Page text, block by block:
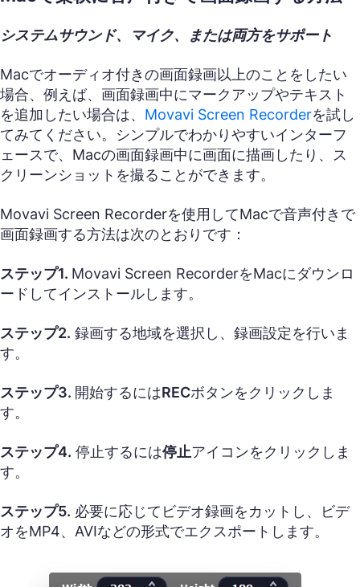
システムサウンド、マイク、または両方をサポート
Macでオーディオ付きの画面録画以上のことをしたい
場合、例えば、画面録画中にマークアップやテキスト
を追加したい場合は、 Movavi Screen Recorderを試し
てみてください。シンプルでわかりやすいインターフ
ェースで、Macの画面録画中に画面に描画したり、ス
クリーンショットを撮ることができます。
Movavi Screen Recorderを使用してMacで音声付きで
画面録画する方法は次のとおりです：
ステップ1. Movavi Screen RecorderをMacにダウンロ
ードしてインストールします。
ステップ2. 録画する地域を選択し、録画設定を行いま
す。
ステップ3. 開始するにはRECボタンをクリックしま
す。
ステップ4. 停止するには停止アイコンをクリックしま
す。
ステップ5. 必要に応じてビデオ録画をカットし、ビデ
オをMP4、AVIなどの形式でエクスポートします。